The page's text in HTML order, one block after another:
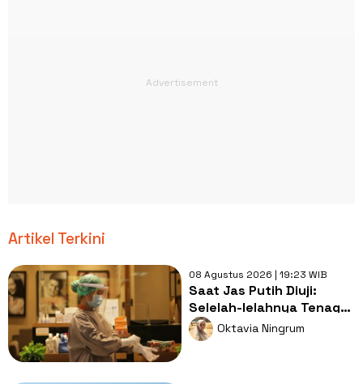
Artikel Terkini
08 Agustus 2026 | 19:23 WIB
Saat Jas Putih Diuji:
Selelah-lelahnya Tenaga
Kesehatan, Tetap Lebih
Melelahkan Jadi Pasien
Oktavia Ningrum